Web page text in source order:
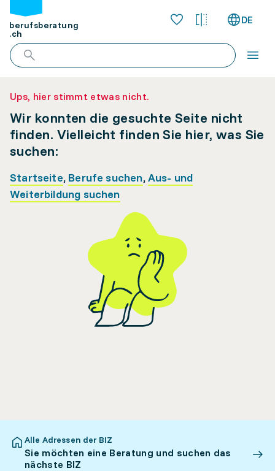
berufsberatung
.ch
DE
Ups, hier stimmt etwas nicht.
Wir konnten die gesuchte Seite nicht
finden. Vielleicht finden Sie hier, was Sie
suchen:
Startseite, Berufe suchen,Aus- und
Weiterbildung suchen
Alle Adressen der BIZ
Sie möchten eine Beratung und suchen das
nächste BIZ